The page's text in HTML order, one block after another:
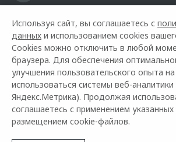
Горячая линия OMODA:
© 2026 Оками Тагил
Используя сайт, вы соглашаетесь с
данных и использованием cookies
Cookies можно отключить в любой
браузера. Для обеспечения
улучшения пользовательского опыта
использоваться системы веб-
Яндекс.Метрика). Продолжая
соглашаетесь с применением указанных
размещением cookie-файлов.